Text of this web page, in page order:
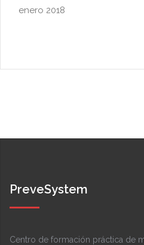
enero 2018
PreveSystem
Centro de formación práctica de